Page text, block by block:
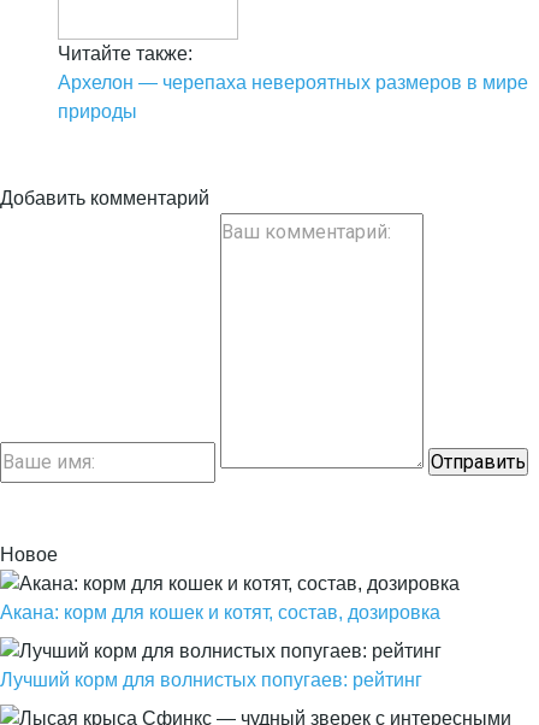
Читайте также:
Архелон — черепаха невероятных размеров в мире
природы
Добавить комментарий
Новое
Акана: корм для кошек и котят, состав, дозировка
Лучший корм для волнистых попугаев: рейтинг